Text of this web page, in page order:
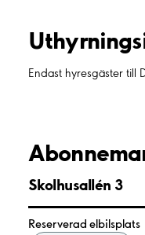
Endast hyresgäster till
Skolhusallén 3
Reserverad elbilsplats